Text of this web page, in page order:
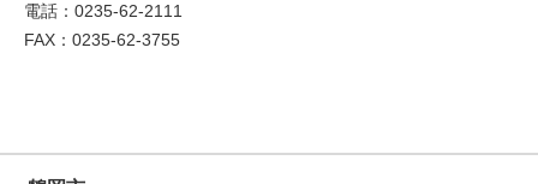
電話：0235-62-2111
FAX：0235-62-3755